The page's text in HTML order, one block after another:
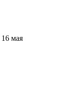
16 мая